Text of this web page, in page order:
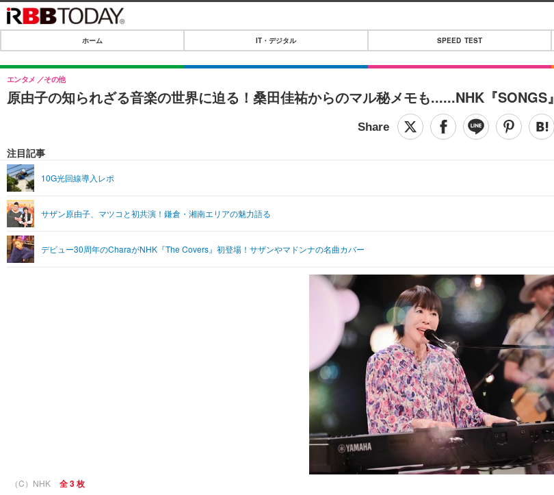
IT・デジタル
IT・デジタルTOP
SPEED TEST
音楽
ライフ
ペット
その他
リリース一覧
プッシュ通知の停止方法
ホーム IT・デジタル SPEED TEST
原由子の知られざる音楽の世界に迫る！桑田佳祐からのマル秘メモも......NHK『SONGS』
エンタメ その他
注目記事
10G光回線導入レポ
サザン原由子、マツコと初共演！鎌倉・湘南エリアの魅力語る
デビュー30周年のCharaがNHK『The Covers』初登場！サザンやマドンナの名曲カバー
（C）NHK 全 3 枚